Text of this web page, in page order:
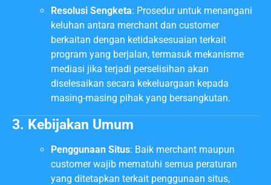
Resolusi Sengketa: Prosedur untuk menangani
keluhan antara merchant dan customer
berkaitan dengan ketidaksesuaian terkait
program yang berjalan, termasuk mekanisme
mediasi jika terjadi perselisihan akan
diselesaikan secara kekeluargaan kepada
masing-masing pihak yang bersangkutan.
3. Kebijakan Umum
Penggunaan Situs: Baik merchant maupun
customer wajib mematuhi semua peraturan
yang ditetapkan terkait penggunaan situs,